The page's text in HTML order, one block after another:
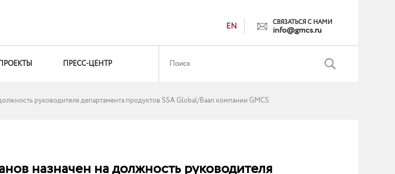
EN СВЯЗАТЬСЯ С НАМИ
info@gmcs.ru
ПРЕСС-ЦЕНТР
руководителя департамента продуктов SSA Global/Baan компании GMCS
назначен на должность руководителя